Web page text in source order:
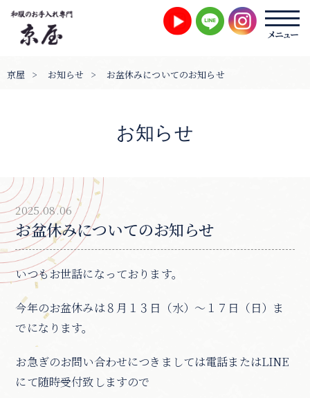
京屋 > お知らせ > お盆休みについてのお知らせ
お知らせ
2025.08.06
お盆休みについてのお知らせ
いつもお世話になっております。
今年のお盆休みは８月１３日（水）～１７日（日）ま
でになります。
お急ぎのお問い合わせにつきましては電話またはLINE
にて随時受付致しますので